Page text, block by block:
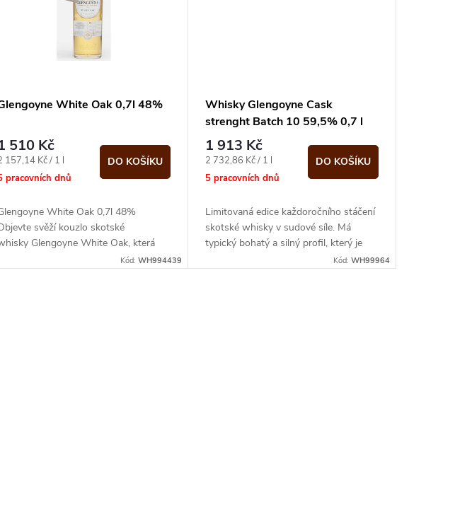
White Oak 0,7l 48%
510 Kč
157,14 Kč / 1 l
pracovních dnů
DO KOŠÍKU
White Oak 0,7l 48%
svěží kouzlo skotské
Glengoyne White Oak, která
zraje v sudech z amerického bílého
Kód: WH994439
Whisky Glengoyne Cask
strenght Batch 10 59,5% 0,7 l
(karton)
1 913 Kč
Měrná
cena:
2 732,86 Kč / 1 l
5 pracovních dnů
DO KOŠÍKU
Limitovaná edice každoročního stáčení
skotské whisky v sudové síle. Má
typický bohatý a silný profil, který je
velmi oblíbený. Glengoyne používá...
Kód: WH99964